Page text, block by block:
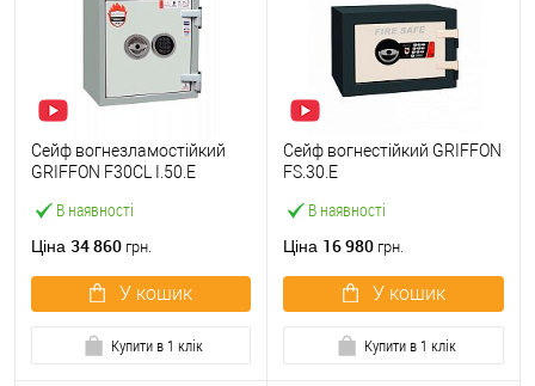
В наявності
Сейф вогнезламостійкий
GRIFFON F30CL I.50.E
Ціна 34 860 грн.
У кошик
Купити в 1 клік
В наявності
Сейф вогнестійкий GRIFFON
FS.30.E
Ціна 16 980 грн.
У кошик
Купити в 1 клік